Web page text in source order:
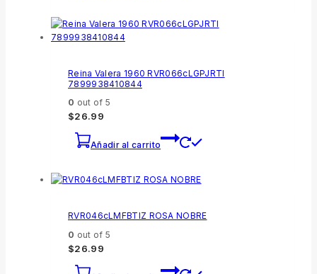
Reina Valera 1960 RVR066cLGPJRTI
7899938410844
0 out of 5
$26.99
Añadir al carrito
RVR046cLMFBTIZ ROSA NOBRE
0 out of 5
$26.99